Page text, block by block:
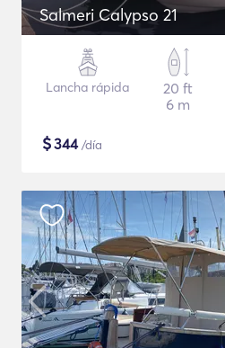
Salmeri Calypso 21
Lancha rápida
20 ft
6 m
$344/día